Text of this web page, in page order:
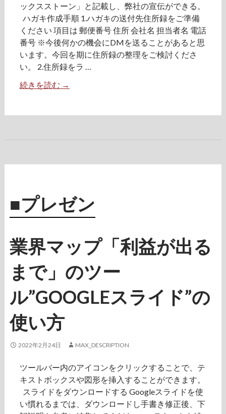
ックスストーン」と記載し、弊社の宣伝ができる。
ハガキ作成手順 1.ハガキの送付先住所録をご準備
ください 項目は 郵便番号 住所 会社名 担当者名 電話
番号 ※今後何かの機会にDMを送ることがあると思
います。今回を期に住所録の整理をご検討くださ
い。 2.住所録をラ …
続きを読む 「
た
ハ
キ
発
送
無
料
代
ビ
ス
→
■プレゼン
業界マップ「利益が出る
まで」のツー
ル”GOOGLEスライド”の
使い方
2022年2月24日 MAX_DESCRIPTION
ツールバー内のアイコンをクリックすることで、テ
キストボックスや図形を挿入することができます。
スライドをダウンロードする Googleスライドを使
い慣れるまでは、ダウンロードし手書き修正後、下